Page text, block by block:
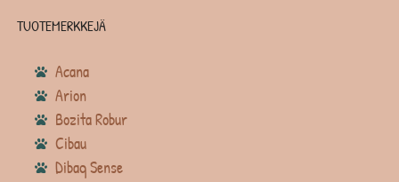
TUOTEMERKKEJÄ
Acana
Arion
Bozita Robur
Cibau
Dibaq Sense